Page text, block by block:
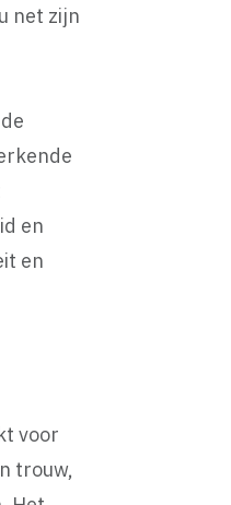
net zijn
en
en
voor
trouw,